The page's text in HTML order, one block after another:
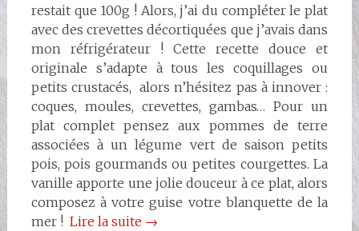
restait que 100g ! Alors, j’ai du compléter le plat
avec des crevettes décortiquées que j’avais dans
mon réfrigérateur ! Cette recette douce et
originale s’adapte à tous les coquillages ou
petits crustacés, alors n’hésitez pas à innover :
coques, moules, crevettes, gambas… Pour un
plat complet pensez aux pommes de terre
associées à un légume vert de saison petits
pois, pois gourmands ou petites courgettes. La
vanille apporte une jolie douceur à ce plat, alors
composez à votre guise votre blanquette de la
mer ! Lire la suite →